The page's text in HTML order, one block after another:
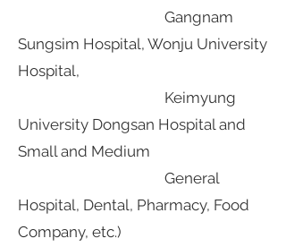
Gangnam
Sungsim Hospital, Wonju University
Hospital,
Keimyung
University Dongsan Hospital and
Small and Medium
General
Hospital, Dental, Pharmacy, Food
Company, etc.)